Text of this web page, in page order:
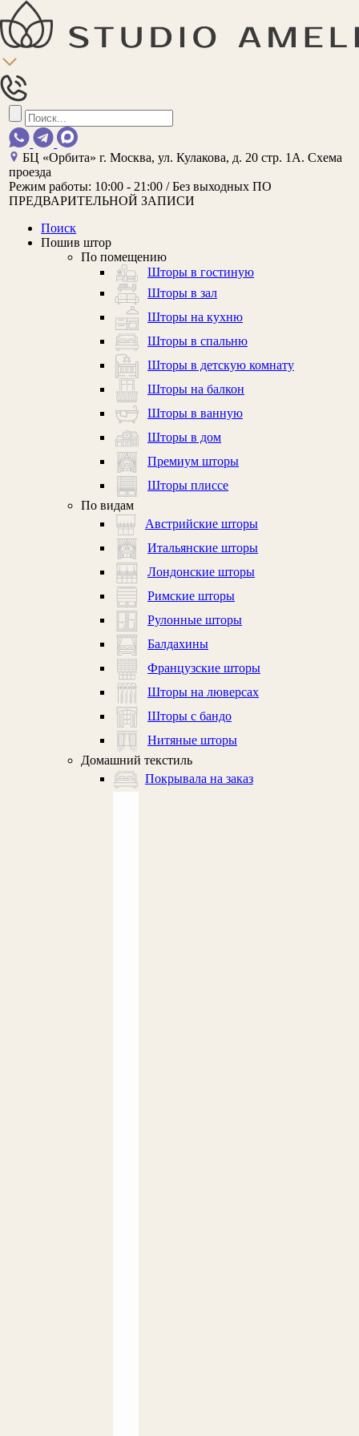
БЦ «Орбита»г. Москва, ул. Кулакова, д. 20 стр. 1А. Схема
проезда
Режим работы: 10:00 - 21:00 / Без выходных ПО
ПРЕДВАРИТЕЛЬНОЙ ЗАПИСИ
Поиск
Пошив штор
По помещению
Шторы в гостиную
Шторы в зал
Шторы на кухню
Шторы в спальню
Шторы в детскую комнату
Шторы на балкон
Шторы в ванную
Шторы в дом
Премиум шторы
Шторы плиссе
По видам
Австрийские шторы
Итальянские шторы
Лондонские шторы
Римские шторы
Рулонные шторы
Балдахины
Французские шторы
Шторы на люверсах
Шторы с бандо
Нитяные шторы
Домашний текстиль
Покрывала на заказ